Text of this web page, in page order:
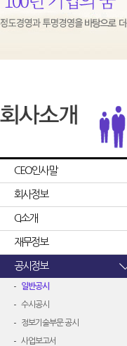
CEO인사말
회사정보
CI소개
재무정보
공시정보
일반공시
수시공시
정보기술부문 공시
사업보고서